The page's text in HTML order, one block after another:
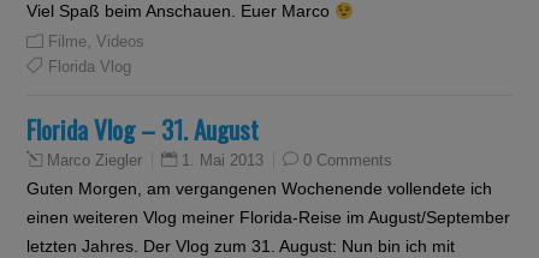
Viel Spaß beim Anschauen. Euer Marco
Filme ,Videos
Florida Vlog
Florida Vlog – 31. August
Marco Ziegler 1. Mai 2013 0 Comments
Guten Morgen, am vergangenen Wochenende vollendete ich
einen weiteren Vlog meiner Florida-Reise im August/September
letzten Jahres. Der Vlog zum 31. August: Nun bin ich mit